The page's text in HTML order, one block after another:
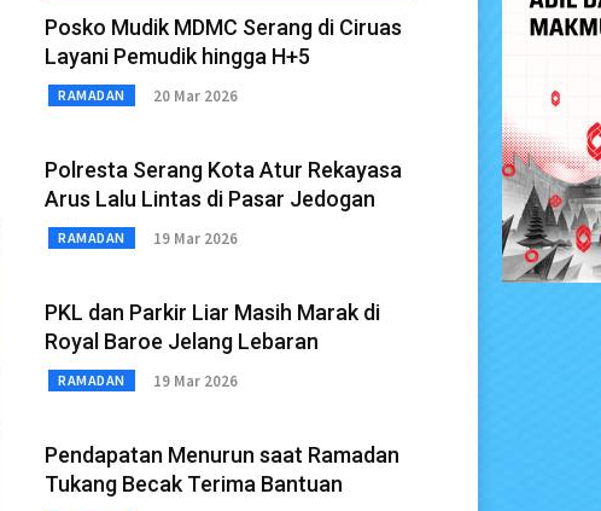
Posko Mudik MDMC Serang di Ciruas
Layani Pemudik hingga H+5
RAMADAN 20 Mar 2026
Polresta Serang Kota Atur Rekayasa
Arus Lalu Lintas di Pasar Jedogan
RAMADAN 19 Mar 2026
PKL dan Parkir Liar Masih Marak di
Royal Baroe Jelang Lebaran
RAMADAN 19 Mar 2026
Pendapatan Menurun saat Ramadan
Tukang Becak Terima Bantuan